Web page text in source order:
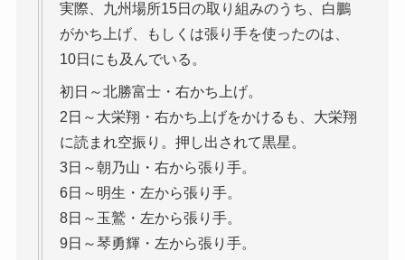
実際、九州場所15日の取り組みのうち、白鵬
がかち上げ、もしくは張り手を使ったのは、
10日にも及んでいる。
初日～北勝富士・右かち上げ。
2日～大栄翔・右かち上げをかけるも、大栄翔
に読まれ空振り。押し出されて黒星。
3日～朝乃山・右から張り手。
6日～明生・左から張り手。
8日～玉鷲・左から張り手。
9日～琴勇輝・左から張り手。